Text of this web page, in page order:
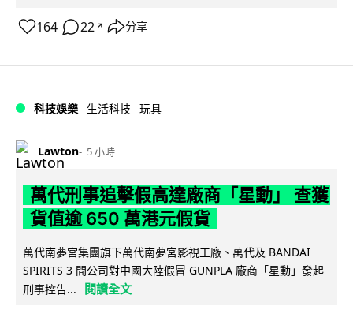
164 22 ↗ 分享
科技娛樂 生活科技 玩具
Lawton 5 小時
萬代刑事追擊假高達廠商「星動」 查獲
貨值逾 650 萬港元假貨
萬代南夢宮集團旗下萬代南夢宮影視工廠、萬代及 BANDAI
SPIRITS 3 間公司對中國大陸假冒 GUNPLA 廠商「星動」發起
刑事控告...
閱讀全文